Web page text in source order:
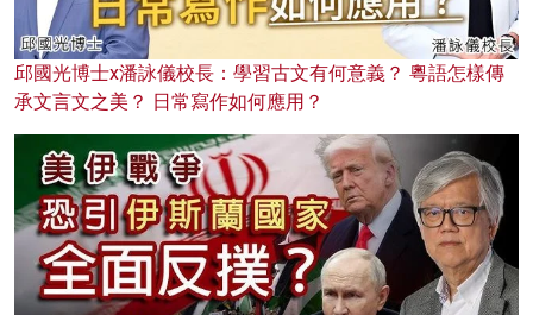
邱國光博士x潘詠儀校長：學習古文有何意義？ 粵語怎樣傳
承文言文之美？ 日常寫作如何應用？